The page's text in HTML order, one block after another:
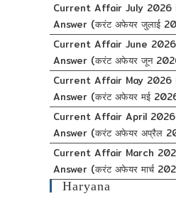
Current Affair July
Answer (करंट अफेयर जुलाई
Current Affair June
Answer (करंट अफेयर जून
Current Affair May
Answer (करंट अफेयर मई
Current Affair April
Answer (करंट अफेयर अप्रैल
Current Affair March
Answer (करंट अफेयर मार्च
Haryana